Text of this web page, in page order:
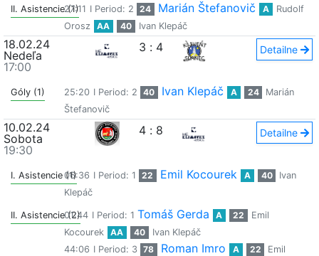
II. Asistencie (1)
27:11 I Period: 2 24 Marián Štefanovič A
Rudolf
Orosz
AA 40 Ivan Klepáč
18.02.24
Nedeľa
17:00
3 : 4 Detailne
Góly (1) 25:20 I Period: 2 40 Ivan Klepáč A 24
Marián
Štefanovič
10.02.24
Sobota
19:30
4 : 8 Detailne
I. Asistencie (1)06:36 I Period: 1 22 Emil Kocourek A 40
Ivan
Klepáč
II. Asistencie (2)
01:44 I Period: 1 Tomáš Gerda A 22
Emil
Kocourek
AA 40
Ivan Klepáč
44:06 I Period: 3 78 Roman Imro A 22 Emil